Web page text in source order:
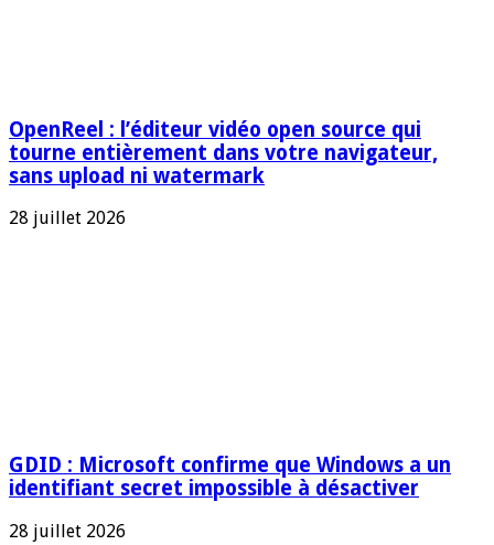
OpenReel : l’éditeur vidéo open source qui
tourne entièrement dans votre navigateur,
sans upload ni watermark
28 juillet 2026
GDID : Microsoft confirme que Windows a un
identifiant secret impossible à désactiver
28 juillet 2026